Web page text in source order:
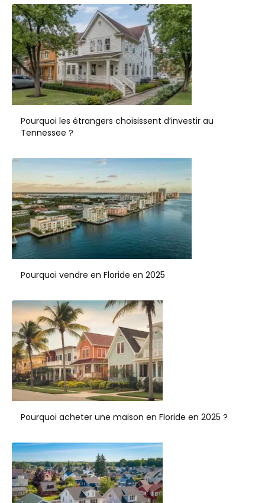
Pourquoi les étrangers choisissent d’investir au
Tennessee ?
Pourquoi vendre en Floride en 2025
Pourquoi acheter une maison en Floride en 2025 ?